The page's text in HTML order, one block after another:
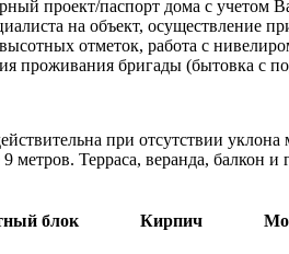
проект/паспорт дома с учетом
на объект, осуществление
отметок, работа с
проживания бригады (бытовка с
при отсутствии
метров. Терраса, веранда, балкон
блок Кирпич